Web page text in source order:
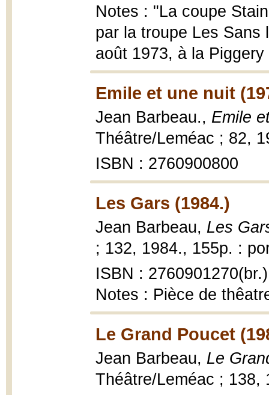
Notes : "La coupe
par la troupe Les Sans
août 1973, à la
Emile et une nuit
Jean Barbeau., Emile
Théâtre/Leméac ; 82,
ISBN : 2760900800
Les Gars (1984.)
Jean Barbeau, Les
; 132, 1984., 155p. :
ISBN : 2760901270(br.)
Notes : Pièce de
Le Grand Poucet
Jean Barbeau, Le
Théâtre/Leméac ; 138,